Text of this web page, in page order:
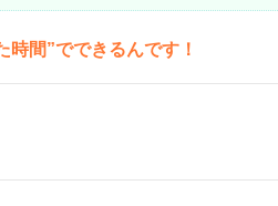
間”でできるんです！